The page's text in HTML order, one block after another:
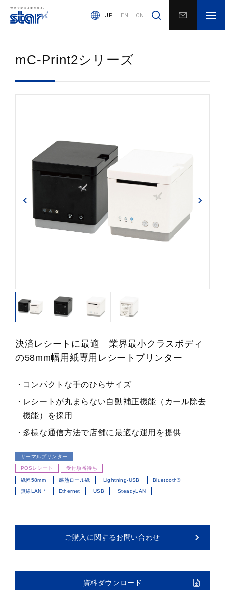
JP EN CN
mC-Print2シリーズ
決済レシートに最適 業界最小クラスボディ
の58mm幅用紙専用レシートプリンター
コンパクトな手のひらサイズ
レシートが丸まらない自動補正機能（カール除去
機能）を採用
多様な通信方法で店舗に最適な運用を提供
サーマルプリンター
POSレシート 受付順番待ち
紙幅58mm 感熱ロール紙 Lightning-USB
Bluetooth®
無線LAN *
Ethernet USB SteadyLAN
ご購入に関するお問い合わせ
資料ダウンロード